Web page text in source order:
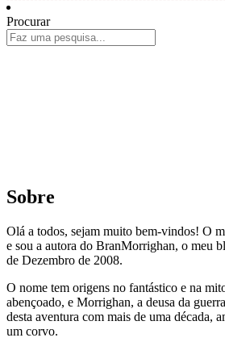
Procurar
Sobre
Olá a todos, sejam muito bem-vindos! O
e sou a autora do BranMorrighan, o meu
de Dezembro de 2008.
O nome tem origens no fantástico e na
abençoado, e Morrighan, a deusa da
desta aventura com mais de uma década,
um corvo.